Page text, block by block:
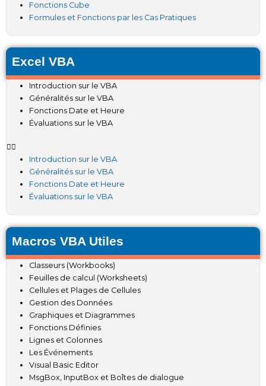
Fonctions Cube
Formules et Fonctions par les Cas Pratiques
Excel VBA
Introduction sur le VBA
Généralités sur le VBA
Fonctions Date et Heure
Évaluations sur le VBA
Introduction sur le VBA
Généralités sur le VBA
Fonctions Date et Heure
Évaluations sur le VBA
Macros VBA Utiles
Classeurs (Workbooks)
Feuilles de calcul (Worksheets)
Cellules et Plages de Cellules
Gestion des Données
Graphiques et Diagrammes
Fonctions Définies
Lignes et Colonnes
Les Événements
Visual Basic Editor
MsgBox, InputBox et Boîtes de dialogue